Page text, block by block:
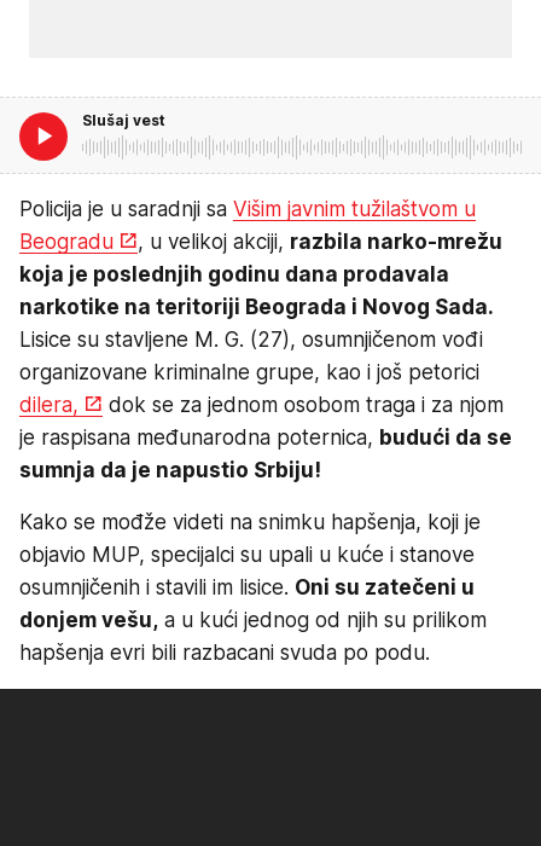
Slušaj vest
Policija je u saradnji sa Višim javnim tužilaštvom u
Beogradu
, u velikoj akciji, razbila narko-mrežu
koja je poslednjih godinu dana prodavala
narkotike na teritoriji Beograda i Novog Sada.
Lisice su stavljene M. G. (27), osumnjičenom vođi
organizovane kriminalne grupe, kao i još petorici
dilera,
dok se za jednom osobom traga i za njom
je raspisana međunarodna poternica, budući da se
sumnja da je napustio Srbiju!
Kako se mođže videti na snimku hapšenja, koji je
objavio MUP, specijalci su upali u kuće i stanove
osumnjičenih i stavili im lisice. Oni su zatečeni u
donjem vešu, a u kući jednog od njih su prilikom
hapšenja evri bili razbacani svuda po podu.